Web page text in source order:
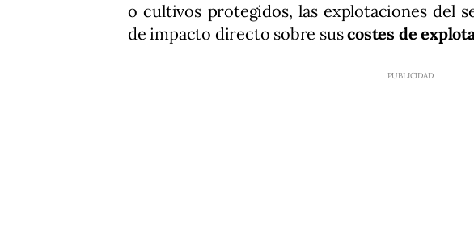
o cultivos protegidos, las explotaciones del
de impacto directo sobre suscostes de